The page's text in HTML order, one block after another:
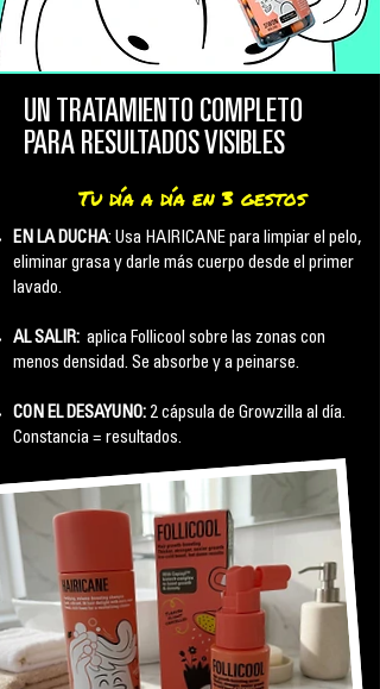
UN TRATAMIENTO COMPLETO
PARA RESULTADOS VISIBLES
Tu día a día en 3 gestos
EN LA DUCHA: Usa HAIRICANE para limpiar el pelo,
eliminar grasa y darle más cuerpo desde el primer
lavado.
AL SALIR: aplica Follicool sobre las zonas con
menos densidad. Se absorbe y a peinarse.
CON EL DESAYUNO: 2 cápsula de Growzilla al día.
Constancia = resultados.